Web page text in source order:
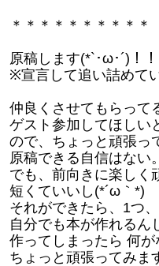
＊＊＊＊＊＊＊＊＊＊
原稿します(*`･ω･´)！！
※宣言して追い詰めて
仲良くさせてもらって
ゲスト参加してほしい
ので、ちょっと頑張っ
原稿できる自信はない
でも、前向きに楽しく
短くていいし(*´ω｀*)
それができたら、1つ
自分でも本が作れる
作ってしまったら 何
ちょっと頑張ってみま